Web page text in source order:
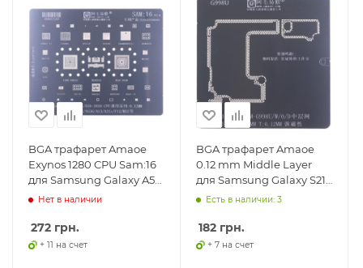
BGA трафарет Amaoe
Exynos 1280 CPU Sam:16
для Samsung Galaxy A53
A536, Galaxy A53, (0.12
Нет в наличии
272 грн.
+ 11 на счет
BGA трафарет Amaoe
0.12 mm Middle Layer
для Samsung Galaxy S21
Ultra G998/G998U,
Есть в наличии: 3
182 грн.
+ 7 на счет